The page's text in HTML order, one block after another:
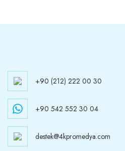
+90 (212) 222 00 30
+90 542 552 30 04
destek@4kpromedya.com